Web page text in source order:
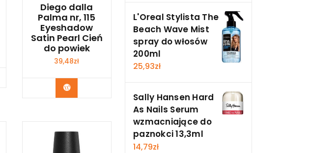
Diego dalla
Palma nr, 115
Eyeshadow
Satin Pearl Cień
do powiek
39,48zł
Zobacz
L'Oreal Stylista The
Beach Wave Mist
spray do włosów
200ml
25,93zł
Sally Hansen Hard
As Nails Serum
wzmacniające do
paznokci 13,3ml
14,79zł